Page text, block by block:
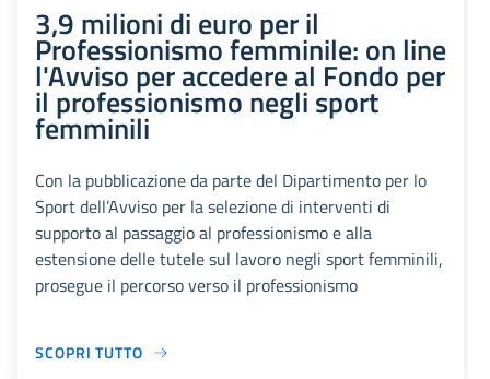
3,9 milioni di euro per il
Professionismo femminile: on line
l'Avviso per accedere al Fondo per
il professionismo negli sport
femminili
Con la pubblicazione da parte del Dipartimento per lo
Sport dell’Avviso per la selezione di interventi di
supporto al passaggio al professionismo e alla
estensione delle tutele sul lavoro negli sport femminili,
prosegue il percorso verso il professionismo
SCOPRI TUTTO